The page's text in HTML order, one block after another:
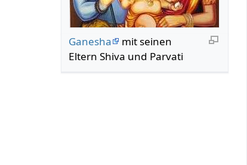
Ganesha
mit seinen
Eltern Shiva und Parvati